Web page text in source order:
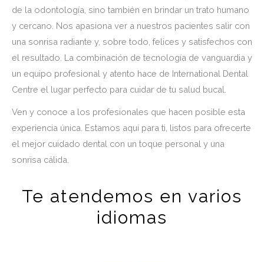
de la odontología, sino también en brindar un trato humano
y cercano. Nos apasiona ver a nuestros pacientes salir con
una sonrisa radiante y, sobre todo, felices y satisfechos con
el resultado. La combinación de tecnología de vanguardia y
un equipo profesional y atento hace de International Dental
Centre el lugar perfecto para cuidar de tu salud bucal.
Ven y conoce a los profesionales que hacen posible esta
experiencia única. Estamos aquí para ti, listos para ofrecerte
el mejor cuidado dental con un toque personal y una
sonrisa cálida.
Te atendemos en varios
idiomas